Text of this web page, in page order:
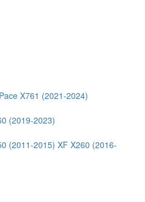
X761 (2021-2024)
(2019-2023)
(2011-2015) XF X260 (2016-